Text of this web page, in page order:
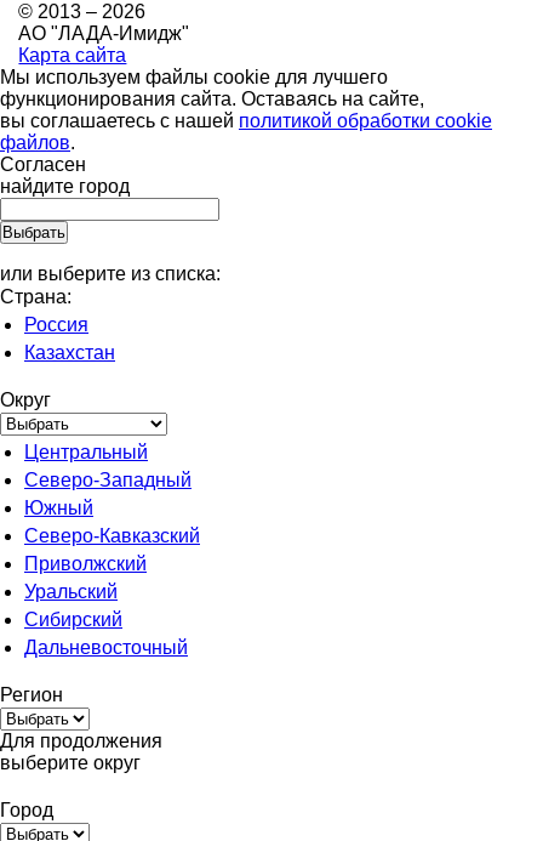
© 2013 – 2026
АО "ЛАДА-Имидж"
Карта сайта
Мы используем файлы cookie для лучшего
функционирования сайта. Оставаясь на сайте,
вы соглашаетесь с нашей политикой обработки cookie
файлов.
Согласен
найдите город
или выберите из списка:
Страна:
Россия
Казахстан
Округ
Центральный
Северо-Западный
Южный
Северо-Кавказский
Приволжский
Уральский
Сибирский
Дальневосточный
Регион
Для продолжения
выберите округ
Город